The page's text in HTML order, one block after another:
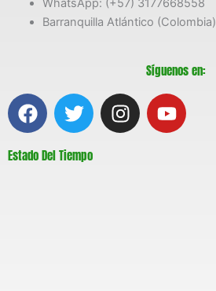
Barranquilla Atlántico (Colombia)
Síguenos en:
F
a
e
T
w
t
I
n
Y
o
Estado Del Tiempo